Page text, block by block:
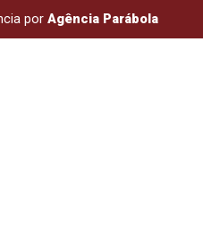
por Agência Parábola